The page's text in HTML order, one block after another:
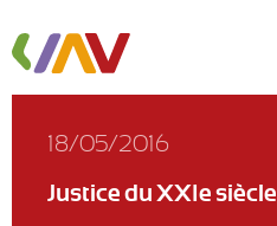
18/05/2016
Justice du XXIe siècle